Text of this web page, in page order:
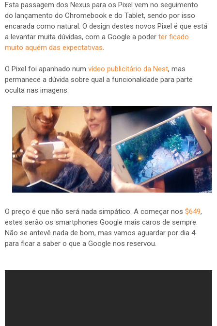
Esta passagem dos Nexus para os Pixel vem no seguimento
do lançamento do Chromebook e do Tablet, sendo por isso
encarada como natural. O design destes novos Pixel é que está
a levantar muita dúvidas, com a Google a poder ter ficado
muito aquém das expectativas.
O Pixel foi apanhado num vídeo publicitário da Nest, mas
permanece a dúvida sobre qual a funcionalidade para parte
oculta nas imagens.
O preço é que não será nada simpático. A começar nos $649,
estes serão os smartphones Google mais caros de sempre.
Não se antevê nada de bom, mas vamos aguardar por dia 4
para ficar a saber o que a Google nos reservou.